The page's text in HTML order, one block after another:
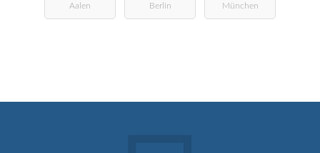
Aalen
ft
Berlin
Steuerberatu
München